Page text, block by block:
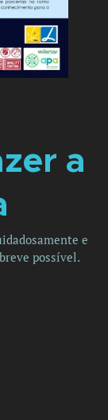
a
e
possível.